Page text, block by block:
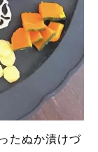
たぬか漬けづ